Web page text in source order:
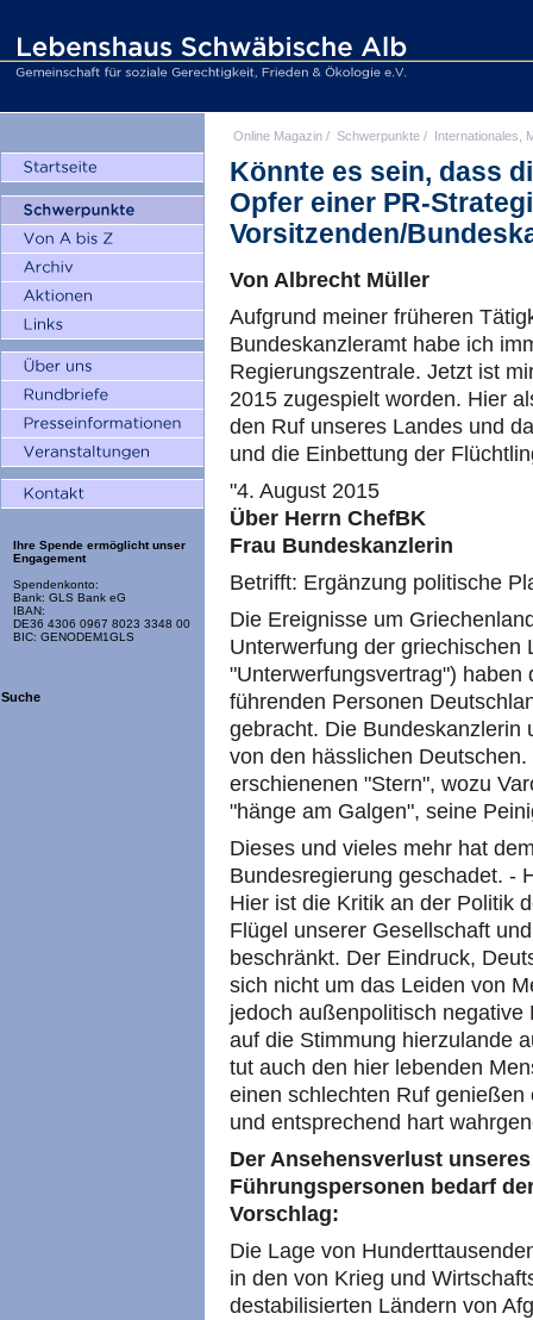
Ihre Spende ermöglicht unser
Engagement
Spendenkonto:
Bank: GLS Bank eG
IBAN:
DE36 4306 0967 8023 3348 00
BIC: GENODEM1GLS
Suche
Online Magazin / Schwerpunkte / Internationales,
Könnte es sein, dass
Opfer einer PR-
Vorsitzenden/
Von Albrecht Müller
Aufgrund meiner früheren
Bundeskanzleramt habe ich
Regierungszentrale. Jetzt ist
2015 zugespielt worden. Hier
den Ruf unseres Landes und
und die Einbettung der
"4. August 2015
Über Herrn ChefBK
Frau Bundeskanzlerin
Betrifft: Ergänzung politische
Die Ereignisse um
Unterwerfung der griechischen
"Unterwerfungsvertrag")
führenden Personen
gebracht. Die Bundeskanzlerin
von den hässlichen
erschienenen "Stern", wozu
"hänge am Galgen", seine
Dieses und vieles mehr hat
Bundesregierung geschadet. -
Hier ist die Kritik an der Politik
Flügel unserer Gesellschaft
beschränkt. Der Eindruck,
sich nicht um das Leiden von
jedoch außenpolitisch
auf die Stimmung hierzulande
tut auch den hier lebenden
einen schlechten Ruf
und entsprechend hart
Der Ansehensverlust
Führungspersonen bedarf
Vorschlag:
Die Lage von
in den von Krieg und
destabilisierten Ländern von